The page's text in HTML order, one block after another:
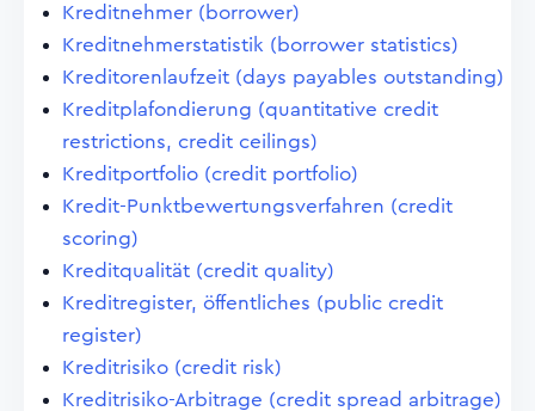
Kreditnehmer (borrower)
Kreditnehmerstatistik (borrower statistics)
Kreditorenlaufzeit (days payables outstanding)
Kreditplafondierung (quantitative credit
restrictions, credit ceilings)
Kreditportfolio (credit portfolio)
Kredit-Punktbewertungsverfahren (credit
scoring)
Kreditqualität (credit quality)
Kreditregister, öffentliches (public credit
register)
Kreditrisiko (credit risk)
Kreditrisiko-Arbitrage (credit spread arbitrage)